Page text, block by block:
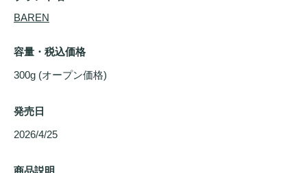
BAREN
容量・税込価格
300g (オープン価格)
発売日
2026/4/25
商品説明